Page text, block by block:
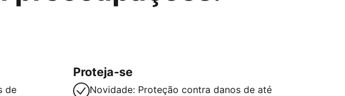
de
Proteja-se
Novidade: Proteção contra danos de até